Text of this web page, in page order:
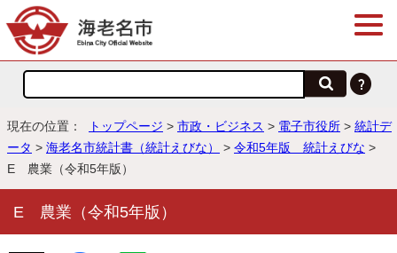
現在の位置： トップページ > 市政・ビジネス > 電子市役所 > 統計デ
ータ > 海老名市統計書（統計えびな） > 令和5年版 統計えびな >
E 農業（令和5年版）
E 農業（令和5年版）